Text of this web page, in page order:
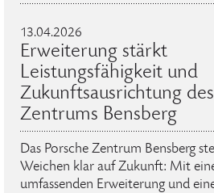
13.04.2026
Erweiterung stärkt
Leistungsfähigkeit und
Zukunftsausrichtung
Zentrums Bensberg
Das Porsche Zentrum Bensberg
Weichen klar auf Zukunft: Mit
umfassenden Erweiterung und